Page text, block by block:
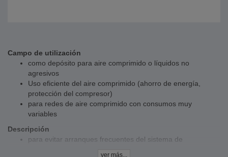
Campo de utilización
como depósito para aire comprimido o líquidos no
agresivos
Uso eficiente del aire comprimido (ahorro de energía,
protección del compresor)
para redes de aire comprimido con consumos muy
variables
Descripción
para evitar arranques frecuentes del sistema de
ver más...